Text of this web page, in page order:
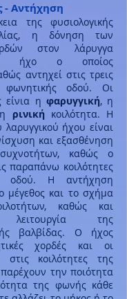
- Αντήχηση
της φυσιολογικής
η δόνηση των
στον λάρυγγα
ήχο ο οποίος
αντηχεί στις τρεις
φωνητικής οδού. Οι
είνια η φαρυγγική, η
ρινική κοιλότητα. Η
ήχου είναι
και εξασθένηση
συχνοτήτων, καθώς ο
παραπάνω κοιλότητες
οδού. Η αντήχηση
μέγεθος και το σχήμα
καθώς και
της
βαλβίδας. Ο ήχος
χορδές και οι
στις κοιλότητες της
την ποιότητα
της φωνής κάθε